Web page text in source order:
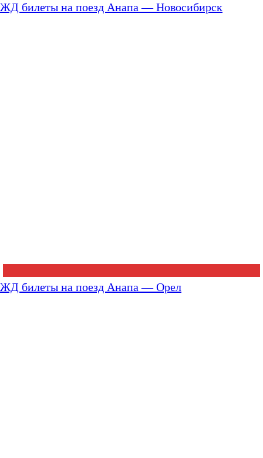
ЖД билеты на поезд Анапа — Новосибирск
ЖД билеты на поезд Анапа — Орел